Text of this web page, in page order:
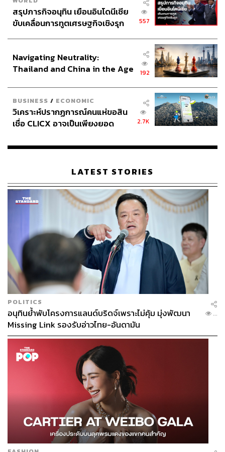
สรุปภารกิจอนุทิน เยือนอินโดนีเซีย
ขับเคลื่อนการทูตเศรษฐกิจเชิงรุก
557
Navigating Neutrality:
Thailand and China in the Age
192
BUSINESS / ECONOMIC
วิเคราะห์ปรากฏการณ์คนแห่ขอสิน
เชื่อ CLICX อาจเป็นเพียงยอด
เรือนไทยที่ถูกซุกไว้
2.7K
LATEST STORIES
POLITICS
อนุทินย้ำพับโครงการแลนด์บริดจ์เพราะไม่คุ้ม มุ่งพัฒนา
Missing Link รองรับอ่าวไทย-อันดามัน
...